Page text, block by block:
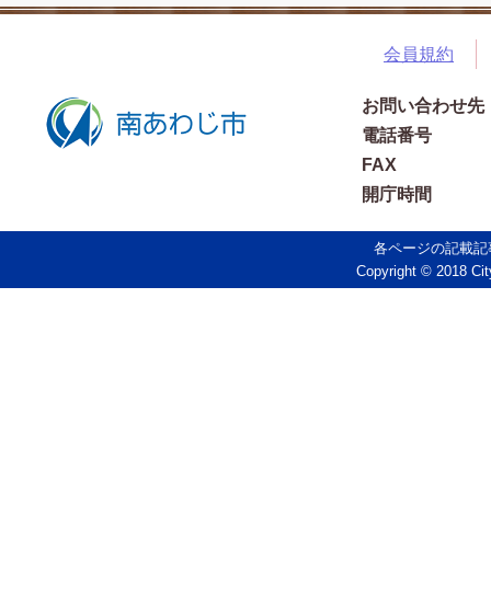
会員規約
お問い合わせ先
電話番号
FAX
開庁時間
各ページの記載
Copyright © 2018